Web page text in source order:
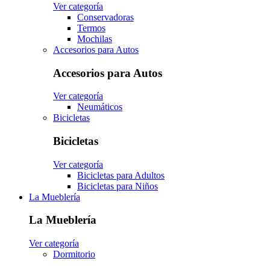
Ver categoría
Conservadoras
Termos
Mochilas
Accesorios para Autos
Accesorios para Autos
Ver categoría
Neumáticos
Bicicletas
Bicicletas
Ver categoría
Bicicletas para Adultos
Bicicletas para Niños
La Mueblería
La Mueblería
Ver categoría
Dormitorio